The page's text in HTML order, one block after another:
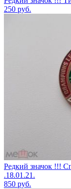
250 руб.
Редкий значок !!!
.18.01.21.
850 руб.